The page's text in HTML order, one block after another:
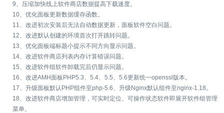
9、压缩加快线上软件商店数据提高下载速度。
10、优化面板更新数据缓存函数。
11、改进初次安装后无法自动数据更新，面板软件空白问题。
12、改进默认创建的环境首次打开跳转问题。
13、优化面板端标题小提示不同方向显示问题。
14、改进软件商店列表内存计算错误问题。
15、改进软件组软件卸载完后仍显示问题。
16、改进AMH面板PHP5.3、5.4、5.5、5.6更新统一openssl版本。
17、升级面板默认PHP组件至php-5.6、升级Nginx默认组件至nginx-1.18。
18、改进软件商店增加管理，可实时定位、可操作状态软件即展开软件组管理
菜单。